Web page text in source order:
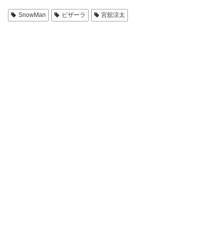
SnowMan ピザーラ 宮舘涼太